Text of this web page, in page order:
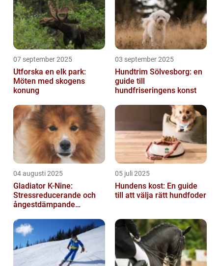
07 september 2025
Utforska en elk park:
Möten med skogens
konung
03 september 2025
Hundtrim Sölvesborg: en
guide till
hundfriseringens konst
04 augusti 2025
Gladiator K-Nine:
Stressreducerande och
ångestdämpande
05 juli 2025
Hundens kost: En guide
till att välja rätt hundfoder